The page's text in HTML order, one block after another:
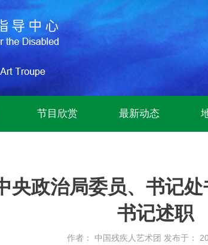
节目欣赏 最新动态
央政治局委员、书记
书记述职
作者： 中国残疾人艺术团 发布于：